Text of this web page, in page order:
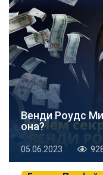
Венди Роудс
она?
05.06.2023